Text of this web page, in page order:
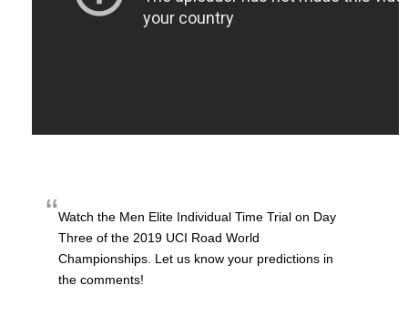
Watch the Men Elite Individual Time Trial on Day
Three of the 2019 UCI Road World
Championships. Let us know your predictions in
the comments!